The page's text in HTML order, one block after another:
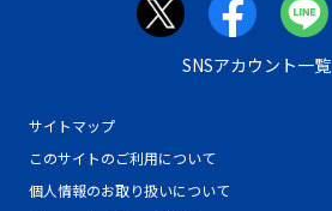
サイトマップ
このサイトのご利用について
個人情報のお取り扱いについて
SNSアカウント一覧